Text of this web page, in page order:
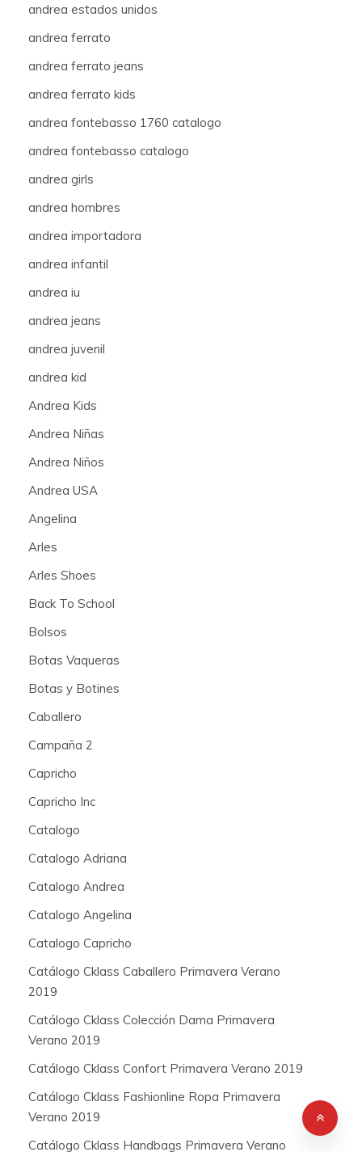
andrea estados unidos
andrea ferrato
andrea ferrato jeans
andrea ferrato kids
andrea fontebasso 1760 catalogo
andrea fontebasso catalogo
andrea girls
andrea hombres
andrea importadora
andrea infantil
andrea iu
andrea jeans
andrea juvenil
andrea kid
Andrea Kids
Andrea Niñas
Andrea Niños
Andrea USA
Angelina
Arles
Arles Shoes
Back To School
Bolsos
Botas Vaqueras
Botas y Botines
Caballero
Campaña 2
Capricho
Capricho Inc
Catalogo
Catalogo Adriana
Catalogo Andrea
Catalogo Angelina
Catalogo Capricho
Catálogo Cklass Caballero Primavera Verano
2019
Catálogo Cklass Colección Dama Primavera
Verano 2019
Catálogo Cklass Confort Primavera Verano 2019
Catálogo Cklass Fashionline Ropa Primavera
Verano 2019
Catálogo Cklass Handbags Primavera Verano